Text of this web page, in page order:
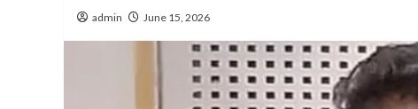
admin June 15, 2026